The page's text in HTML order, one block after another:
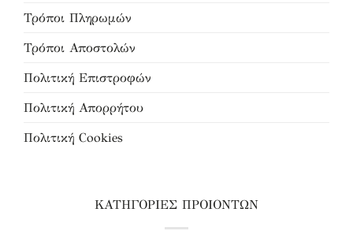
Τρόποι Πληρωμών
Τρόποι Αποστολών
Πολιτική Επιστροφών
Πολιτική Απορρήτου
Πολιτική Cookies
ΚΑΤΗΓΟΡΙΕΣ ΠΡΟΙΟΝΤΩΝ